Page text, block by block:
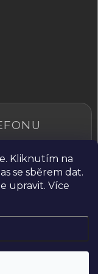
Kliknutím na
se sběrem dat.
upravit. Více
s
Upravit nastavení